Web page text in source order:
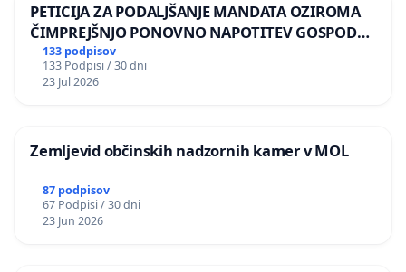
PETICIJA ZA PODALJŠANJE MANDATA OZIROMA
ČIMPREJŠNJO PONOVNO NAPOTITEV GOSPODA
BERNARDA ŠRAJNERJA NA VELEPOSLANIŠTVO
REPUBLIKE SLOVENIJE V MOSKVI
133 podpisov
133 Podpisi / 30 dni
23 Jul 2026
Zemljevid občinskih nadzornih kamer v MOL
87 podpisov
67 Podpisi / 30 dni
23 Jun 2026